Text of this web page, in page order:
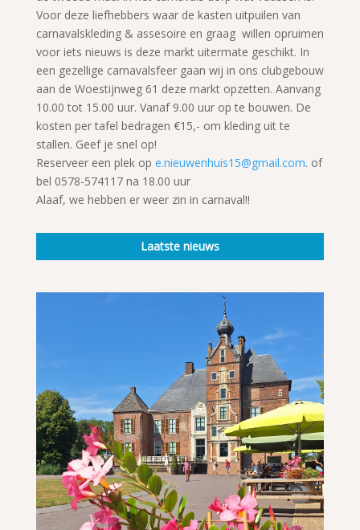
Voor deze liefhebbers waar de kasten uitpuilen van
carnavalskleding & assesoire en graag willen opruimen
voor iets nieuws is deze markt uitermate geschikt. In
een gezellige carnavalsfeer gaan wij in ons clubgebouw
aan de Woestijnweg 61 deze markt opzetten. Aanvang
10.00 tot 15.00 uur. Vanaf 9.00 uur op te bouwen. De
kosten per tafel bedragen €15,- om kleding uit te
stallen. Geef je snel op!
Reserveer een plek op e.nieuwenhuis15@gmail.com. of
bel 0578-574117 na 18.00 uur
Alaaf, we hebben er weer zin in carnaval!!
Laatste nieuws